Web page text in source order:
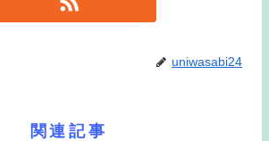
uniwasabi24
関連記事